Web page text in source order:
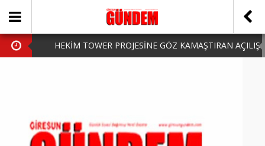
HEKİM TOWER PROJESİNE GÖZ KAMAŞTIRAN AÇILIŞ
HARUN CİCİ: VİDEOYU GÖRÜNCE GÖZLERİM DOLDU